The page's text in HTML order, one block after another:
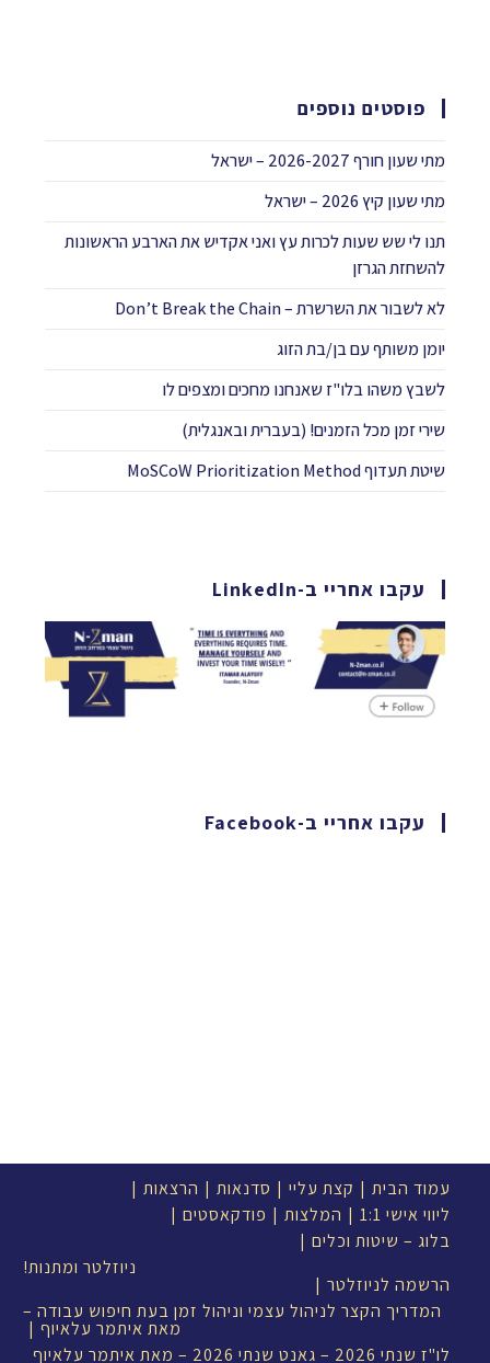
פוסטים נוספים
מתי שעון חורף 2026-2027 – ישראל
מתי שעון קיץ 2026 – ישראל
תנו לי שש שעות לכרות עץ ואני אקדיש את הארבע הראשונות
להשחזת הגרזן
לא לשבור את השרשרת – Don’t Break the Chain
יומן משותף עם בן/בת הזוג
לשבץ משהו בלו"ז שאנחנו מחכים ומצפים לו​
שירי זמן מכל הזמנים! (בעברית ובאנגלית)
שיטת תעדוף MoSCoW Prioritization Method
עקבו אחריי ב-LinkedIn
עקבו אחריי ב-Facebook
עמוד הבית קצת עליי סדנאות
הרצאות
ליווי אישי 1:1
המלצות
פודקאסטים
בלוג – שיטות וכלים
ניוזלטר ומתנות!
הרשמה לניוזלטר
המדריך הקצר לניהול עצמי וניהול זמן בעת חיפוש עבודה –
מאת איתמר עלאיוף
לו"ז שנתי 2026 – גאנט שנתי 2026 – מאת איתמר עלאיוף